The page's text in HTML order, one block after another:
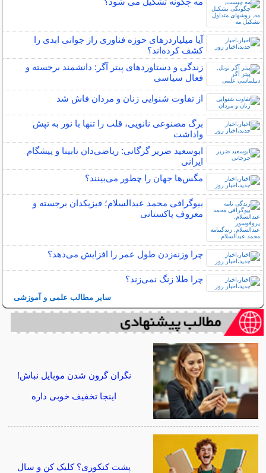
آیا میلیاردرهای حوزه فناوری راز جوانی ابدی را
کشف کرده‌اند؟
زندگی و دستاوردهای پیتر آگر: دانشمند برجسته و
فعال سیاسی
از تفاوت شنوایی زنان و مردان فاش شد
برگ مصنوعی نانویی، قلب را تنها با نور به تپش
واداشت
ابوسعید ضریر گرگانی: ریاضی‌دان نابینا و پیشگام
ایرانی
مگس‌ها جهان را چطور می‌بینند؟
بیوگرافی محمد عبدالسلام؛ فیزیکدان برجسته و
معروف پاکستانی
چرا وزنه‌زدن طول عمر را افزایش می‌دهد؟
چرا طلا زنگ نمی‌زند؟
سایر مطالب علمی و آموزشی
نگران گرون شدن موبایل نباش!
اینجا تخفیف خوبی داره
پشت کنکوری؟ کلیک کن و سال